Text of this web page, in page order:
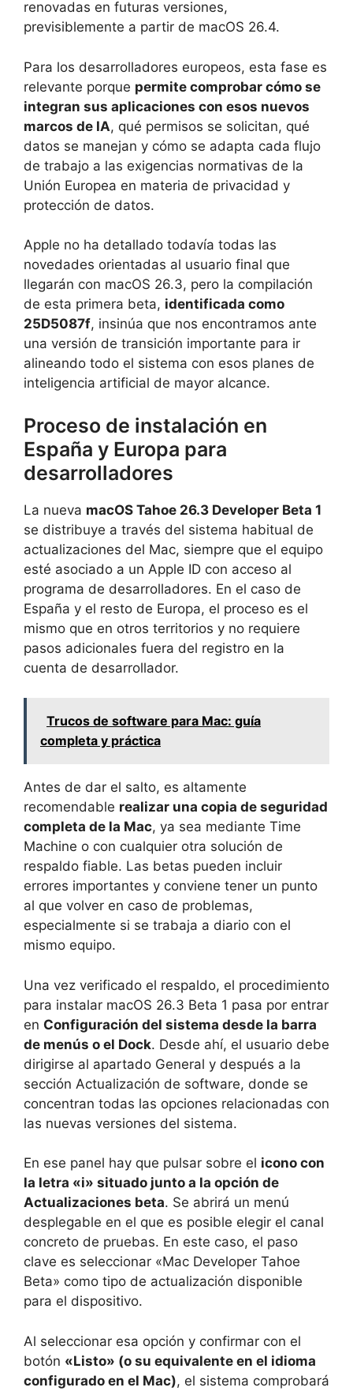
renovadas en futuras versiones,
previsiblemente a partir de macOS 26.4.
Para los desarrolladores europeos, esta fase es
relevante porque permite comprobar cómo se
integran sus aplicaciones con esos nuevos
marcos de IA, qué permisos se solicitan, qué
datos se manejan y cómo se adapta cada flujo
de trabajo a las exigencias normativas de la
Unión Europea en materia de privacidad y
protección de datos.
Apple no ha detallado todavía todas las
novedades orientadas al usuario final que
llegarán con macOS 26.3, pero la compilación
de esta primera beta, identificada como
25D5087f, insinúa que nos encontramos ante
una versión de transición importante para ir
alineando todo el sistema con esos planes de
inteligencia artificial de mayor alcance.
Proceso de instalación en
España y Europa para
desarrolladores
La nueva macOS Tahoe 26.3 Developer Beta 1
se distribuye a través del sistema habitual de
actualizaciones del Mac, siempre que el equipo
esté asociado a un Apple ID con acceso al
programa de desarrolladores. En el caso de
España y el resto de Europa, el proceso es el
mismo que en otros territorios y no requiere
pasos adicionales fuera del registro en la
cuenta de desarrollador.
Trucos de software para Mac: guía
completa y práctica
Antes de dar el salto, es altamente
recomendable realizar una copia de seguridad
completa de la Mac, ya sea mediante Time
Machine o con cualquier otra solución de
respaldo fiable. Las betas pueden incluir
errores importantes y conviene tener un punto
al que volver en caso de problemas,
especialmente si se trabaja a diario con el
mismo equipo.
Una vez verificado el respaldo, el procedimiento
para instalar macOS 26.3 Beta 1 pasa por entrar
en Configuración del sistema desde la barra
de menús o el Dock. Desde ahí, el usuario debe
dirigirse al apartado General y después a la
sección Actualización de software, donde se
concentran todas las opciones relacionadas con
las nuevas versiones del sistema.
En ese panel hay que pulsar sobre el icono con
la letra «i» situado junto a la opción de
Actualizaciones beta. Se abrirá un menú
desplegable en el que es posible elegir el canal
concreto de pruebas. En este caso, el paso
clave es seleccionar «Mac Developer Tahoe
Beta» como tipo de actualización disponible
para el dispositivo.
Al seleccionar esa opción y confirmar con el
botón «Listo» (o su equivalente en el idioma
configurado en el Mac), el sistema comprobará